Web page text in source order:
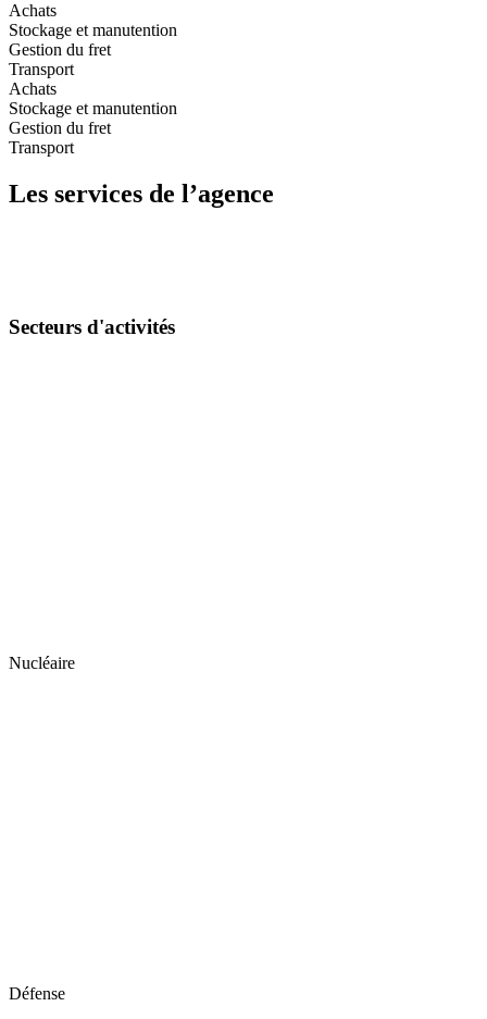
Achats
Stockage et manutention
Gestion du fret
Transport
Achats
Stockage et manutention
Gestion du fret
Transport
Les services de l’agence
Secteurs d'activités
Nucléaire
Défense